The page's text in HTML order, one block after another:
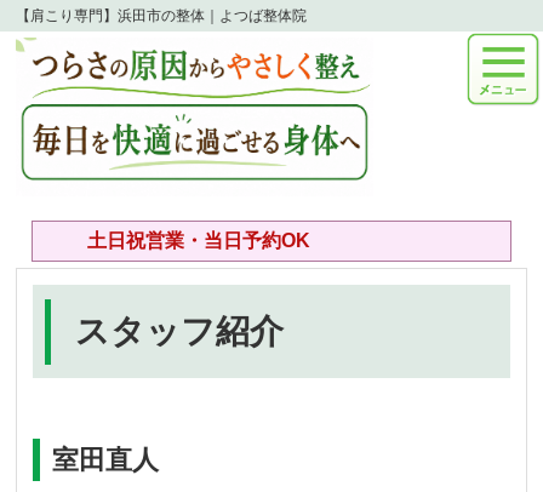
【肩こり専門】浜田市の整体｜よつば整体院
土日祝営業・当日予約OK
スタッフ紹介
室田直人